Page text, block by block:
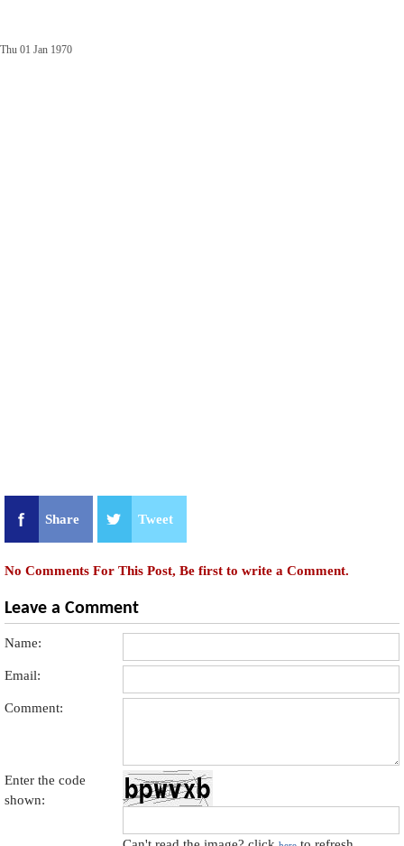
Thu 01 Jan 1970
Share Tweet
No Comments For This Post, Be first to write a Comment.
Leave a Comment
Name:
Email:
Comment:
Enter the code
shown: